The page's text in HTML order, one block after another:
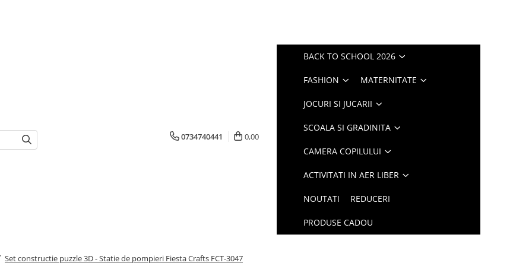
0734740441 0,00
BACK TO SCHOOL 2026
FASHION MATERNITATE
JOCURI SI JUCARII
SCOALA SI GRADINITA
CAMERA COPILULUI
ACTIVITATI IN AER LIBER
NOUTATI REDUCERI
PRODUSE CADOU
Set constructie puzzle 3D - Statie de pompieri Fiesta Crafts FCT-3047